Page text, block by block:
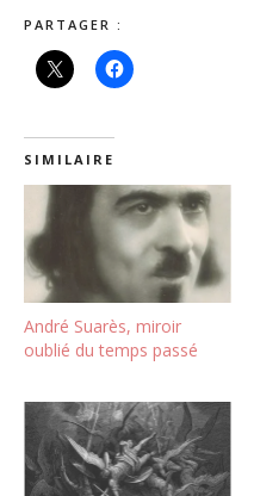
PARTAGER :
SIMILAIRE
André Suarès, miroir
oublié du temps passé